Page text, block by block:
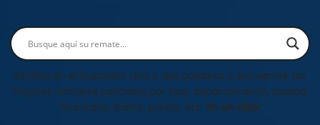
Escriba en el buscador una o dos palabras y encuentre los
mejores remates judiciales por tipo, departamento, ciudad,
municipio, barrio, precio, etc. En un click